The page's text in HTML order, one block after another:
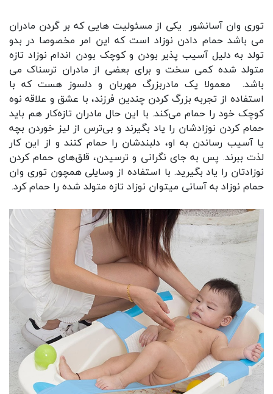
توری وان آسانشور
یکی از مسئولیت هایی که بر گردن مادران
می باشد حمام دادن نوزاد است که این امر مخصوصا در بدو
تولد به دلیل آسیب پذیر بودن و کوچک بودن اندام نوزاد تازه
متولد شده کمی سخت و برای بعضی از مادران ترسناک می
باشد. معمولا یک مادربزرگ مهربان و دلسوز هست که با
استفاده از تجربه بزرگ کردن چندین فرزند، با عشق و علاقه نوه
کوچک خود را حمام می‌کند. با این حال مادران تازه‌کار هم باید
حمام کردن نوزادشان را یاد بگیرند و بی‌ترس از لیز خوردن بچه
یا آسیب رساندن به او، دلبندشان را حمام کنند و از این کار
لذت ببرند. پس به جای نگرانی و ترسیدن، قلق‌های حمام کردن
نوزادتان را یاد بگیرید. با استفاده از وسایلی همچونتوری وان
حمام نوزاد به آسانی میتوان نوزاد تازه متولد شده را حمام کرد.